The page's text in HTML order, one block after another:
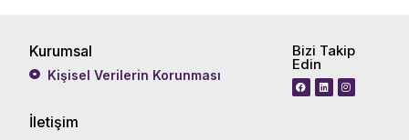
Kurumsal
Kişisel Verilerin Korunması
Bizi Takip
Edin
İletişim